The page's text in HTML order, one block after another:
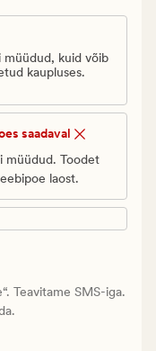
müüdud, kuid võib
kaupluses.
saadaval
müüdud. Toodet
laost.
Teavitame SMS-iga.